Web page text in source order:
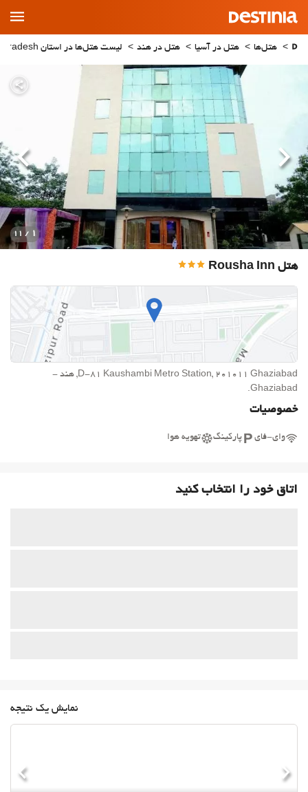
Main
Menu
هتل‌ها هتل در آسیا هتل در هند لیست هتل‌ها در استان Uttar Pradesh
هتل Rousha Inn
1
/ 11
قبلی بعدی
D-81 Kaushambi Metro Station, 201011 Ghaziabad, هند -
Ghaziabad.
خصوصیات
وای-فای پارکینگ تهویه هوا
اتاق خود را انتخاب کنید
نمایش یک نتیجه